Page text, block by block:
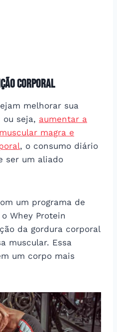
corporal
melhorar sua
ou seja, aumentar a
magra e
, o consumo diário
ser um aliado
um programa de
Whey Protein
da gordura corporal
muscular. Essa
um corpo mais